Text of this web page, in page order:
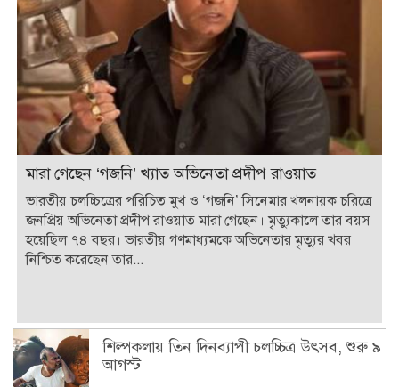
মারা গেছেন ‘গজনি’ খ্যাত অভিনেতা প্রদীপ রাওয়াত
ভারতীয় চলচ্চিত্রের পরিচিত মুখ ও ‘গজনি’ সিনেমার খলনায়ক চরিত্রে
জনপ্রিয় অভিনেতা প্রদীপ রাওয়াত মারা গেছেন। মৃত্যুকালে তার বয়স
হয়েছিল ৭৪ বছর। ভারতীয় গণমাধ্যমকে অভিনেতার মৃত্যুর খবর
নিশ্চিত করেছেন তার...
শিল্পকলায় তিন দিনব্যাপী চলচ্চিত্র উৎসব, শুরু ৯
আগস্ট